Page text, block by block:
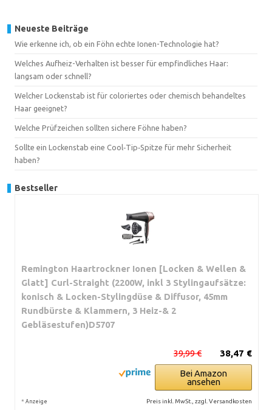
Neueste Beiträge
Wie erkenne ich, ob ein Föhn echte Ionen-Technologie hat?
Welches Aufheiz-Verhalten ist besser für empfindliches Haar:
langsam oder schnell?
Welcher Lockenstab ist für coloriertes oder chemisch behandeltes
Haar geeignet?
Welche Prüfzeichen sollten sichere Föhne haben?
Sollte ein Lockenstab eine Cool‑Tip‑Spitze für mehr Sicherheit
haben?
Bestseller
Remington Haartrockner Ionen [Locken & Wellen &
Glatt] Curl-Straight (2200W, inkl 3 Stylingaufsätze:
konisch & Locken-Stylingdüse & Diffusor, 45mm
Rundbürste & Klammern, 3 Heiz-& 2
Gebläsestufen)D5707
38,47 €
39,99 €
Bei Amazon
ansehen
* Anzeige Preis inkl. MwSt., zzgl. Versandkosten